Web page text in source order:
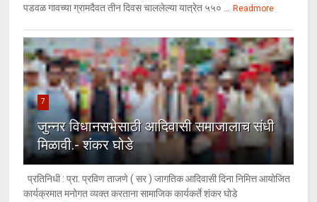
पडवळ गावच्या ग्रामदैवत तीन दिवस चाललेल्या यात्रेत ५५० ... Readmore
7
जुन्नर विधानसभेसाठी आदिवासी समाजालाच संधी
मिळावी.- शंकर घोडे
प्रतिनिधी : प्रा. प्रविण ताजणे ( सर ) जागतिक आदिवासी दिना निमित्त आयोजित
कार्यक्रमात मनोगत व्यक्त करताना सामाजिक कार्यकर्ते शंकर घोडे